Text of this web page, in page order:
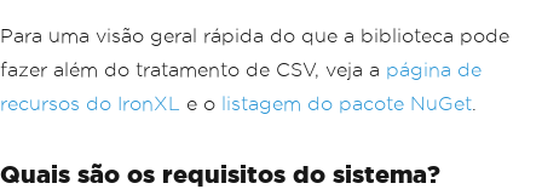
Para uma visão geral rápida do que a biblioteca pode
fazer além do tratamento de CSV, veja a página de
recursos do IronXL
e o listagem do pacote NuGet
Quais são os requisitos do sistema?